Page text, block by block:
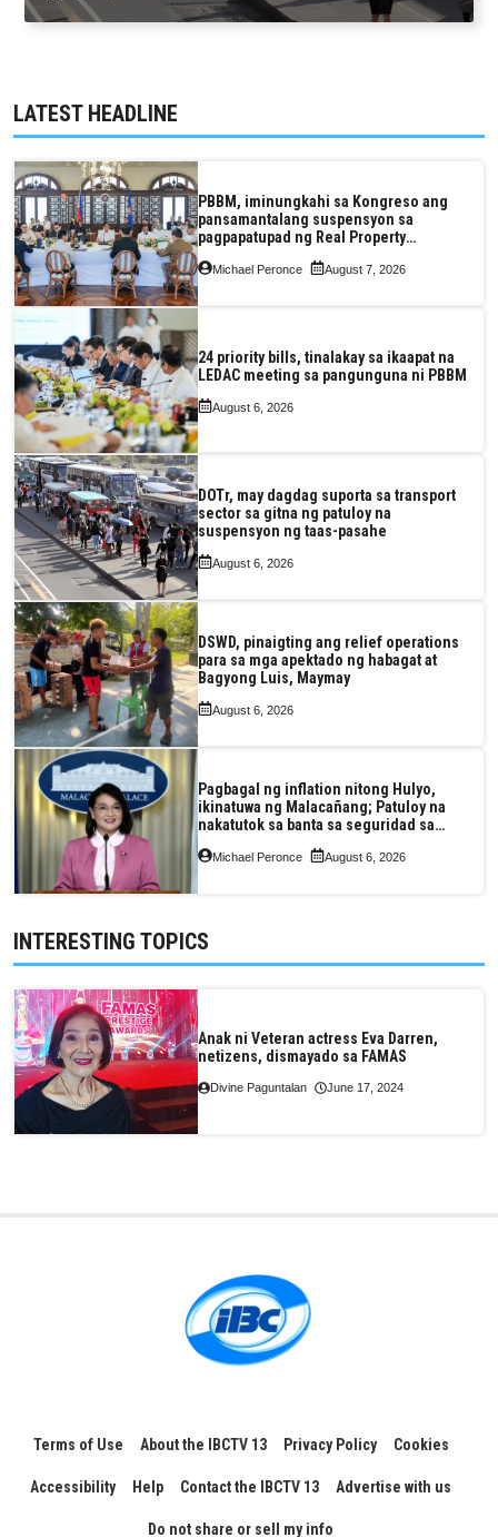
LATEST HEADLINE
PBBM, iminungkahi sa Kongreso ang
pansamantalang suspensyon sa
pagpapatupad ng Real Property
Valuation and Assessment Reform Act
Michael Peronce August 7, 2026
24 priority bills, tinalakay sa ikaapat na
LEDAC meeting sa pangunguna ni PBBM
August 6, 2026
DOTr, may dagdag suporta sa transport
sector sa gitna ng patuloy na
suspensyon ng taas-pasahe
August 6, 2026
DSWD, pinaigting ang relief operations
para sa mga apektado ng habagat at
Bagyong Luis, Maymay
August 6, 2026
Pagbagal ng inflation nitong Hulyo,
ikinatuwa ng Malacañang; Patuloy na
nakatutok sa banta sa seguridad sa
pagkain, enerhiya
Michael Peronce August 6, 2026
INTERESTING TOPICS
Anak ni Veteran actress Eva Darren,
netizens, dismayado sa FAMAS
Divine Paguntalan June 17, 2024
Terms of Use About the IBCTV 13 Privacy Policy Cookies
Accessibility Help Contact the IBCTV 13 Advertise with us
Do not share or sell my info